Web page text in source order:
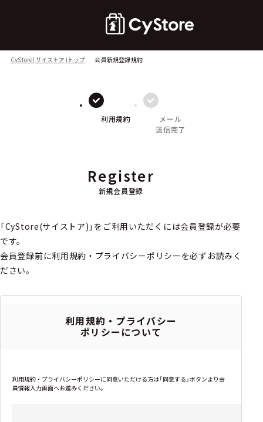
CyStore(サイストア)トップ 会員新規登録規約
利用規約
メール
送信完了
新規会員登録
Register
「CyStore(サイストア)」をご利用いただくには会員登録が必要
です。
会員登録前に利用規約・プライバシーポリシーを必ずお読みく
ださい。
利用規約・プライバシー
ポリシーについて
利用規約・プライバシーポリシーに同意いただける方は「同意する」ボタンより会
員情報入力画面へお進みください。